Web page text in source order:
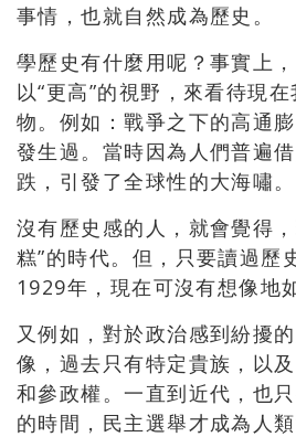
事情，也就自然成為歷史。
學歷史有什麼用呢？事實上
以“更高”的視野， 來看待現
物。例如：戰爭之下的高通
發生過。當時因為人們普遍借
跌，引發了全球性的大海嘯。
沒有歷史感的人，就會覺得
糕”的時代。但， 只要讀過歷
1929年， 現在可沒有想像地
又例如，對於政治感到紛擾
像， 過去只有特定貴族，以
和參政權。一直到近代， 也
的時間，民主選舉才成為人類